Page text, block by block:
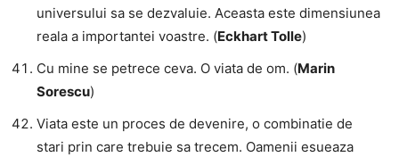
universului sa se dezvaluie. Aceasta este dimensiunea
reala a importantei voastre. (Eckhart Tolle)
Cu mine se petrece ceva. O viata de om. (Marin
Sorescu)
Viata este un proces de devenire, o combinatie de
stari prin care trebuie sa trecem. Oamenii esueaza